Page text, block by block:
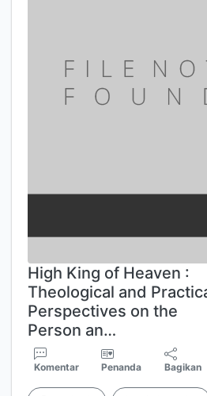
High King of Heaven :
Theological and
Perspectives on the
Person an…
Komentar Penanda Bagikan